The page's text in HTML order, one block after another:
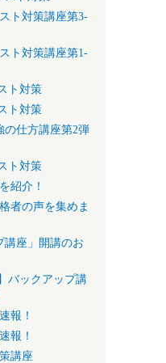
ト対策講座第3-
ト対策講座第1-
ト対策
ト対策
の仕方講座第2弾
ト対策
紹介！
者の声を集めま
講座」開講のお
バックアップ講
報！
報！
講座